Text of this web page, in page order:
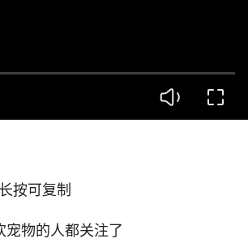
按可复制
物的人都关注了